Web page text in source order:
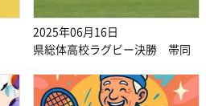
2025年06月16日
県総体高校ラグビー決勝 帯同